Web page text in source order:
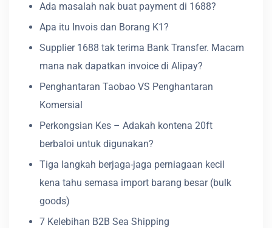
Ada masalah nak buat payment di 1688?
Apa itu Invois dan Borang K1?
Supplier 1688 tak terima Bank Transfer. Macam
mana nak dapatkan invoice di Alipay?
Penghantaran Taobao VS Penghantaran
Komersial
Perkongsian Kes – Adakah kontena 20ft
berbaloi untuk digunakan?
Tiga langkah berjaga-jaga perniagaan kecil
kena tahu semasa import barang besar (bulk
goods)
7 Kelebihan B2B Sea Shipping